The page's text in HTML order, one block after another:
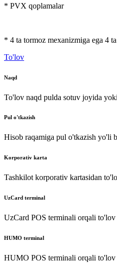
* PVX qoplamalar
* 4 ta tormoz mexanizmiga ega 4
To'lov
Naqd
To'lov naqd pulda sotuv joyida
Pul o'tkazish
Hisob raqamiga pul o'tkazish yo'li
Korporativ karta
Tashkilot korporativ kartasidan
UzCard terminal
UzCard POS terminali orqali
HUMO terminal
HUMO POS terminali orqali to'lov